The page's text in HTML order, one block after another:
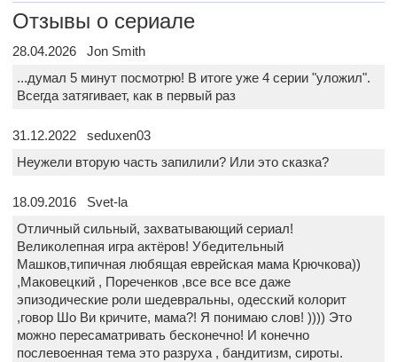
Отзывы о сериале
28.04.2026 Jon Smith
...думал 5 минут посмотрю! В итоге уже 4 серии "уложил".
Всегда затягивает, как в первый раз
31.12.2022 seduxen03
Неужели вторую часть запилили? Или это сказка?
18.09.2016 Svet-la
Отличный сильный, захватывающий сериал!
Великолепная игра актёров! Убедительный
Машков,типичная любящая еврейская мама Крючкова))
,Маковецкий , Пореченков ,все все все даже
эпизодические роли шедевральны, одесский колорит
,говор Шо Ви кричите, мама?! Я понимаю слов! )))) Это
можно пересаматривать бесконечно! И конечно
послевоенная тема это разруха , бандитизм, сироты.